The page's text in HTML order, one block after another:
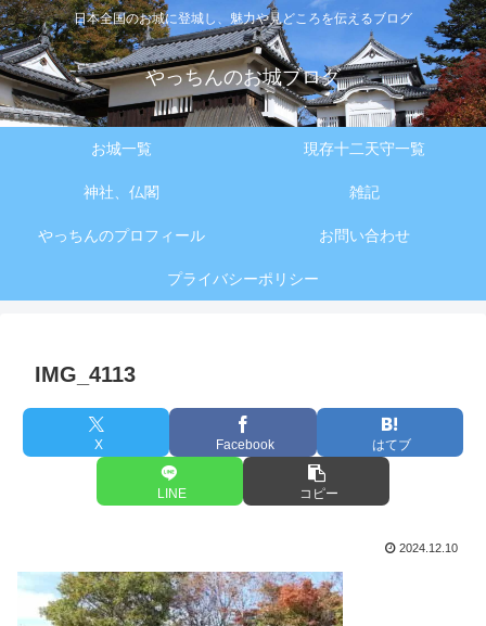
日本全国のお城に登城し、魅力や見どころを伝えるブログ
やっちんのお城ブログ
お城一覧 現存十二天守一覧
神社、仏閣 雑記
やっちんのプロフィール お問い合わせ
プライバシーポリシー
IMG_4113
X Facebook はてブ
LINE コピー
2024.12.10